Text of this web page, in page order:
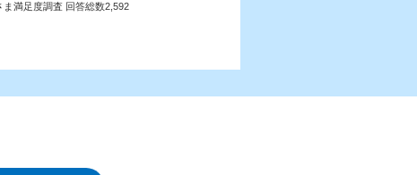
ま満足度調査 回答総数2,592